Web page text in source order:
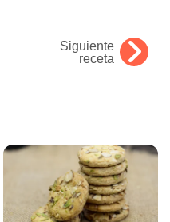
Siguiente
receta